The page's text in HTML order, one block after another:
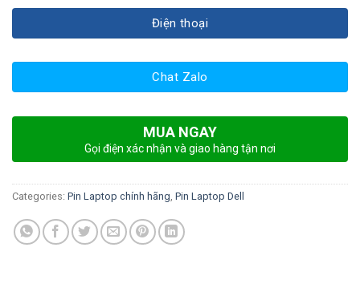
Điện thoại
Chat Zalo
MUA NGAY
Gọi điện xác nhận và giao hàng tận nơi
Categories: Pin Laptop chính hãng Pin Laptop Dell